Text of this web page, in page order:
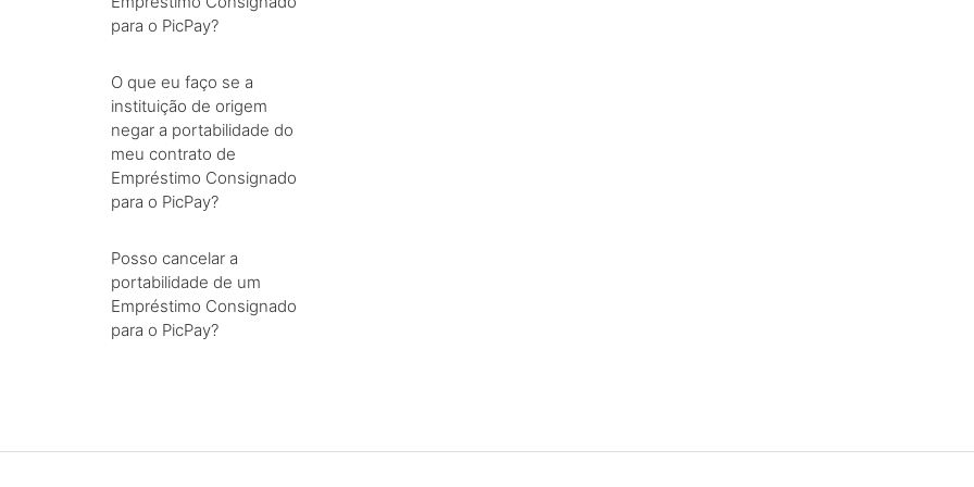
para o PicPay?
O que eu faço se a
instituição de origem
negar a portabilidade do
meu contrato de
Empréstimo Consignado
para o PicPay?
Posso cancelar a
portabilidade de um
Empréstimo Consignado
para o PicPay?